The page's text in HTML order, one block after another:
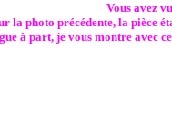
Vous avez
la photo précédente, la pièce
à part, je vous montre avec